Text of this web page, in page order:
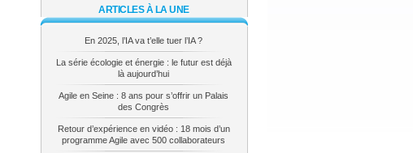
ARTICLES À LA UNE
En 2025, l’IA va t’elle tuer l’IA ?
La série écologie et énergie : le futur est déjà
là aujourd’hui
Agile en Seine : 8 ans pour s’offrir un Palais
des Congrès
Retour d’expérience en vidéo : 18 mois d’un
programme Agile avec 500 collaborateurs